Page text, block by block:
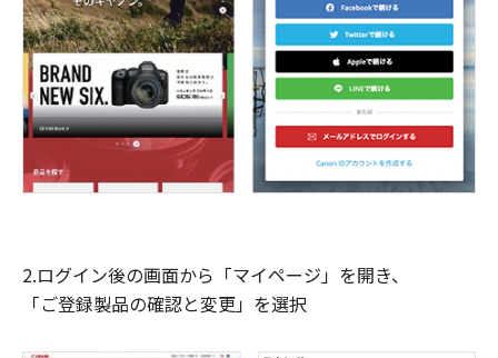
2.ログイン後の画面から「マイページ」を開き、
「ご登録製品の確認と変更」を選択